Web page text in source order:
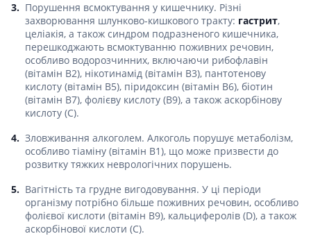
Порушення всмоктування у кишечнику. Різні
захворювання шлунково-кишкового тракту: гастрит,
целіакія, а також синдром подразненого кишечника,
перешкоджають всмоктуванню поживних речовин,
особливо водорозчинних, включаючи рибофлавін
(вітамін B2), нікотинамід (вітамін B3), пантотенову
кислоту (вітамін B5), піридоксин (вітамін B6), біотин
(вітамін B7), фолієву кислоту (B9), а також аскорбінову
кислоту (C).
Зловживання алкоголем. Алкоголь порушує метаболізм,
особливо тіаміну (вітамін B1), що може призвести до
розвитку тяжких неврологічних порушень.
Вагітність та грудне вигодовування. У ці періоди
організму потрібно більше поживних речовин, особливо
фолієвої кислоти (вітамін B9), кальциферолів (D), а також
аскорбінової кислоти (C).